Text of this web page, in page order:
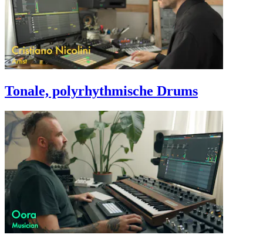
Tonale, polyrhythmische Drums